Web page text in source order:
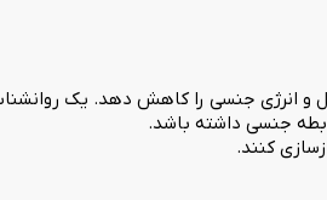
و انرژی جنسی را کاهش دهد. یک
جنسی داشته باشد.
کنند.